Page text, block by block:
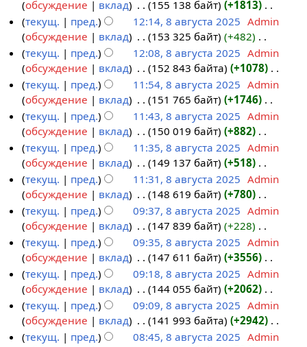
и
в
к
и
р
а
в
к
и
я
п
р
а
в
к
и
0
5
н
и
я
п
р
а
в
к
и
с
а
н
и
я
п
р
а
в
к
и
п
и
с
а
н
и
я
п
р
а
в
к
и
е
т
о
п
и
с
а
н
и
я
п
р
а
в
к
и
обсуждение
вклад 155 138 байт +1813
Н
е
т
о
п
и
с
а
н
и
я
п
р
а
в
к
и
текущ. пред. 12:14, 8 августа 2025 Admin
обсуждение
вклад 153 325 байт +482
Н
е
т
о
п
и
с
а
н
и
я
п
р
а
в
к
и
текущ. пред. 12:08, 8 августа 2025 Admin
обсуждение
вклад 152 843 байта +1078
Н
е
т
о
п
и
с
а
н
и
я
п
р
а
в
к
и
текущ. пред. 11:54, 8 августа 2025 Admin
обсуждение
вклад 151 765 байт +1746
Н
е
т
о
п
и
с
а
н
и
я
п
р
а
в
к
текущ. пред. 11:43, 8 августа 2025 Admin
обсуждение
вклад 150 019 байт +882
Н
е
т
о
п
и
с
а
н
и
я
п
р
а
текущ. пред. 11:35, 8 августа 2025 Admin
обсуждение
вклад 149 137 байт +518
Н
е
т
о
п
и
с
а
н
и
я
п
текущ. пред. 11:31, 8 августа 2025 Admin
обсуждение
вклад 148 619 байт +780
Н
е
т
о
п
и
с
а
н
текущ. пред. 09:37, 8 августа 2025 Admin
обсуждение
вклад 147 839 байт +228
Н
е
т
о
п
и
с
текущ. пред. 09:35, 8 августа 2025 Admin
обсуждение
вклад 147 611 байт +3556
Н
е
т
о
п
текущ. пред. 09:18, 8 августа 2025 Admin
обсуждение
вклад 144 055 байт +2062
Н
е
т
текущ. пред. 09:09, 8 августа 2025 Admin
обсуждение
вклад 141 993 байта +2942
Нтекущ. пред. 08:45, 8 августа 2025 Admin